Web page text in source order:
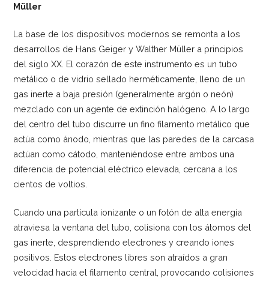
Müller
La base de los dispositivos modernos se remonta a los
desarrollos de Hans Geiger y Walther Müller a principios
del siglo XX. El corazón de este instrumento es un tubo
metálico o de vidrio sellado herméticamente, lleno de un
gas inerte a baja presión (generalmente argón o neón)
mezclado con un agente de extinción halógeno. A lo largo
del centro del tubo discurre un fino filamento metálico que
actúa como ánodo, mientras que las paredes de la carcasa
actúan como cátodo, manteniéndose entre ambos una
diferencia de potencial eléctrico elevada, cercana a los
cientos de voltios.
Cuando una partícula ionizante o un fotón de alta energía
atraviesa la ventana del tubo, colisiona con los átomos del
gas inerte, desprendiendo electrones y creando iones
positivos. Estos electrones libres son atraídos a gran
velocidad hacia el filamento central, provocando colisiones